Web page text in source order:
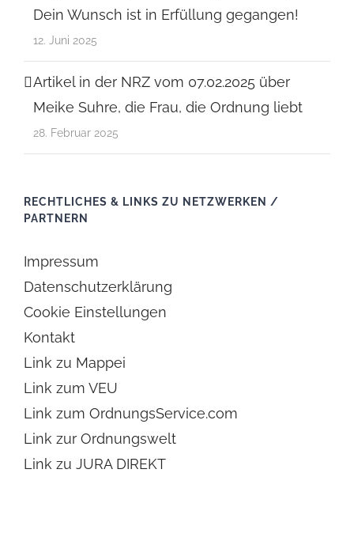
Dein Wunsch ist in Erfüllung gegangen!
12. Juni 2025
Artikel in der NRZ vom 07.02.2025 über
Meike Suhre, die Frau, die Ordnung liebt
28. Februar 2025
RECHTLICHES & LINKS ZU NETZWERKEN /
PARTNERN
Impressum
Datenschutzerklärung
Cookie Einstellungen
Kontakt
Link zu Mappei
Link zum VEU
Link zum OrdnungsService.com
Link zur Ordnungswelt
Link zu JURA DIREKT